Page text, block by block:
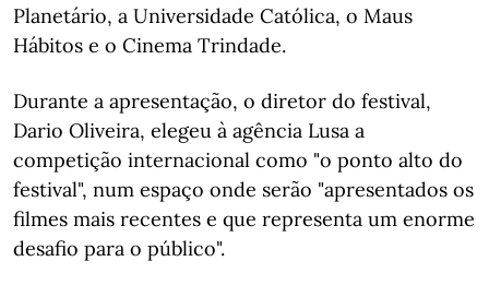
Planetário, a Universidade Católica, o Maus
Hábitos e o Cinema Trindade.
Durante a apresentação, o diretor do festival,
Dario Oliveira, elegeu à agência Lusa a
competição internacional como "o ponto alto do
festival", num espaço onde serão "apresentados os
filmes mais recentes e que representa um enorme
desafio para o público".